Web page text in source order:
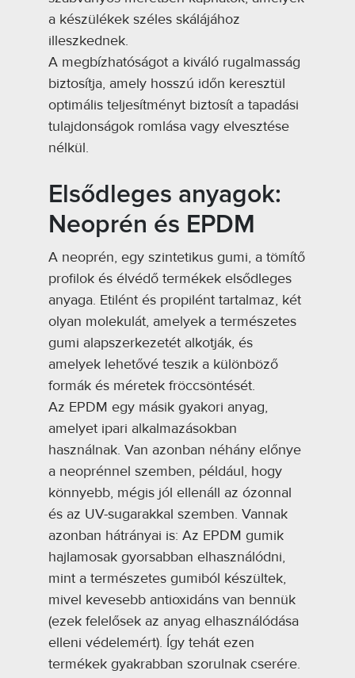
a készülékek széles skálájához
illeszkednek.
A megbízhatóságot a kiváló rugalmasság
biztosítja, amely hosszú időn keresztül
optimális teljesítményt biztosít a tapadási
tulajdonságok romlása vagy elvesztése
nélkül.
Elsődleges anyagok:
Neoprén és EPDM
A neoprén, egy szintetikus gumi, a tömítő
profilok és élvédő termékek elsődleges
anyaga. Etilént és propilént tartalmaz, két
olyan molekulát, amelyek a természetes
gumi alapszerkezetét alkotják, és
amelyek lehetővé teszik a különböző
formák és méretek fröccsöntését.
Az EPDM egy másik gyakori anyag,
amelyet ipari alkalmazásokban
használnak. Van azonban néhány előnye
a neoprénnel szemben, például, hogy
könnyebb, mégis jól ellenáll az ózonnal
és az UV-sugarakkal szemben. Vannak
azonban hátrányai is: Az EPDM gumik
hajlamosak gyorsabban elhasználódni,
mint a természetes gumiból készültek,
mivel kevesebb antioxidáns van bennük
(ezek felelősek az anyag elhasználódása
elleni védelemért). Így tehát ezen
termékek gyakrabban szorulnak cserére.